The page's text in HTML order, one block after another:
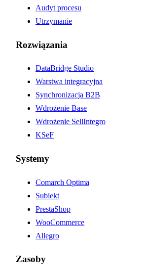
Audyt procesu
Utrzymanie
Rozwiązania
DataBridge Studio
Warstwa integracyjna
Synchronizacja B2B
Wdrożenie Base
Wdrożenie SellIntegro
KSeF
Systemy
Comarch Optima
Subiekt
PrestaShop
WooCommerce
Allegro
Zasoby